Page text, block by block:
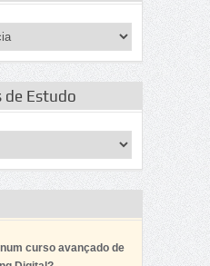
de Estudo
curso avançado de